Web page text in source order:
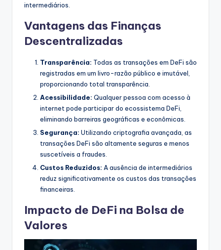
intermediários.
Vantagens das Finanças
Descentralizadas
Transparência: Todas as transações em DeFi são
registradas em um livro-razão público e imutável,
proporcionando total transparência.
Acessibilidade: Qualquer pessoa com acesso à
internet pode participar do ecossistema DeFi,
eliminando barreiras geográficas e econômicas.
Segurança: Utilizando criptografia avançada, as
transações DeFi são altamente seguras e menos
suscetíveis a fraudes.
Custos Reduzidos: A ausência de intermediários
reduz significativamente os custos das transações
financeiras.
Impacto de DeFi na Bolsa de
Valores